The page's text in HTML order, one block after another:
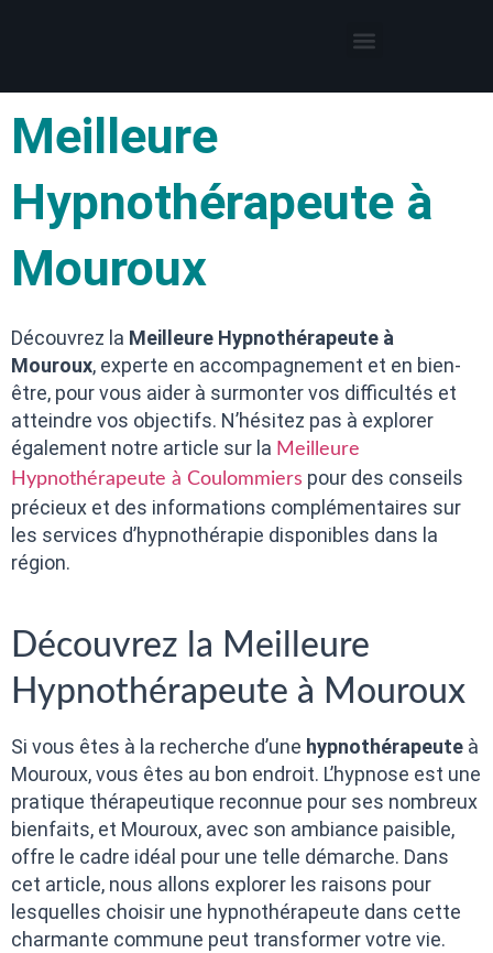
Meilleure
Hypnothérapeute à
Mouroux
Découvrez la Meilleure Hypnothérapeute à
Mouroux, experte en accompagnement et en bien-
être, pour vous aider à surmonter vos difficultés et
atteindre vos objectifs. N’hésitez pas à explorer
également notre article sur la Meilleure
Hypnothérapeute à Coulommiers pour des conseils
précieux et des informations complémentaires sur
les services d’hypnothérapie disponibles dans la
région.
Découvrez la Meilleure
Hypnothérapeute à Mouroux
Si vous êtes à la recherche d’une hypnothérapeute à
Mouroux, vous êtes au bon endroit. L’hypnose est une
pratique thérapeutique reconnue pour ses nombreux
bienfaits, et Mouroux, avec son ambiance paisible,
offre le cadre idéal pour une telle démarche. Dans
cet article, nous allons explorer les raisons pour
lesquelles choisir une hypnothérapeute dans cette
charmante commune peut transformer votre vie.